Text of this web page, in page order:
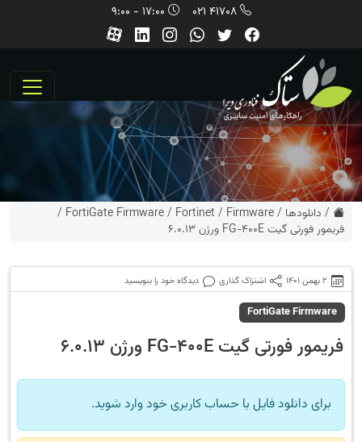
41708 021
/ دانلودها /
Firmware
/
Fortinet
/
FortiGate Firmware
/
فریمور فورتی گیت FG-400E ورژن 6.0.13
2 بهمن 1401 اشتراک گذاری دیدگاه خود را بنویسید
FortiGate Firmware
فریمور فورتی گیت FG-400E ورژن 6.0.13
برای دانلود فایل با حساب کاربری خود وارد شوید.